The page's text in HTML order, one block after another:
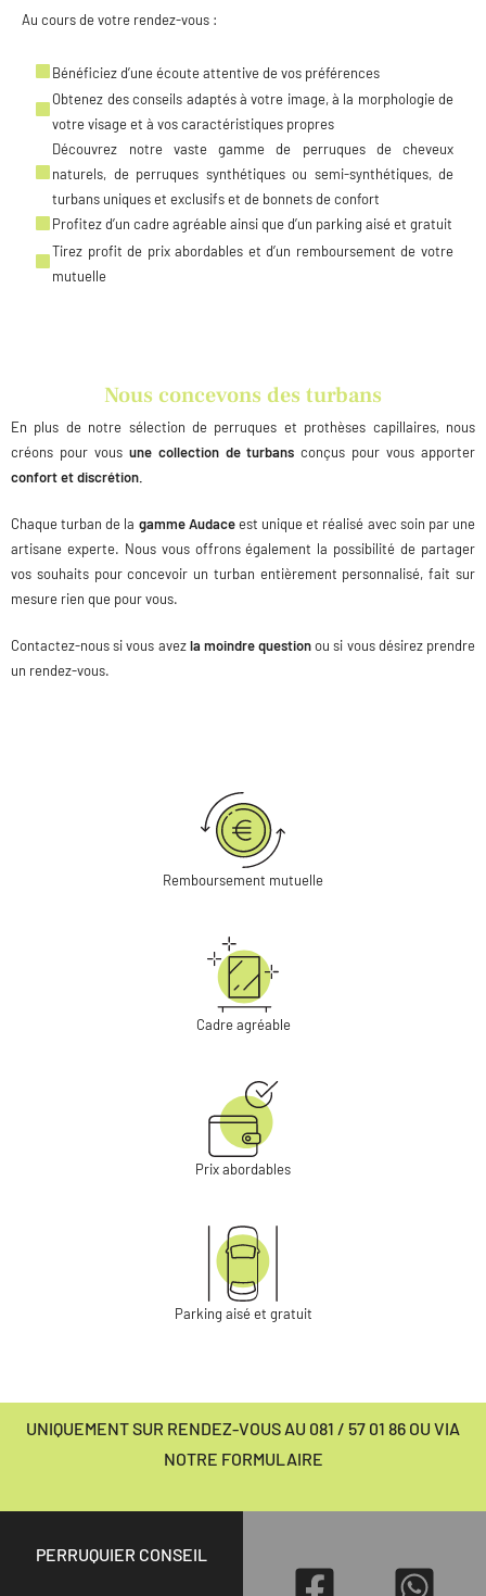
Au cours de votre rendez-vous :
Bénéficiez d’une écoute attentive de vos préférences
Obtenez des conseils adaptés à votre image, à la morphologie de
votre visage et à vos caractéristiques propres
Découvrez notre vaste gamme de perruques de cheveux
naturels, de perruques synthétiques ou semi-synthétiques, de
turbans uniques et exclusifs et de bonnets de confort
Profitez d’un cadre agréable ainsi que d’un parking aisé et gratuit
Tirez profit de prix abordables et d’un remboursement de votre
mutuelle
Nous concevons des turbans
En plus de notre sélection de perruques et prothèses capillaires, nous
créons pour vous une collection de turbans conçus pour vous apporter
confort et discrétion.
Chaque turban de la gamme Audaceest unique et réalisé avec soin par une
artisane experte. Nous vous offrons également la possibilité de partager
vos souhaits pour concevoir un turban entièrement personnalisé, fait sur
mesure rien que pour vous.
Contactez-nous si vous avezla moindre questionou si vous désirez prendre
un rendez-vous.
Remboursement mutuelle
Cadre agréable
Prix abordables
Parking aisé et gratuit
UNIQUEMENT SUR RENDEZ-VOUS AU 081 / 57 01 86 OU VIA
NOTRE FORMULAIRE
PERRUQUIER CONSEIL